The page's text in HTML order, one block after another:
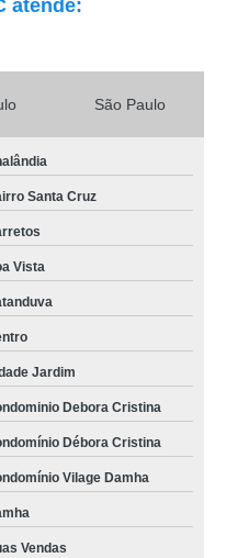
atende:
São Paulo
Santa Cruz
Vista
Jardim
Debora Cristina
Débora Cristina
Vilage Damha
Vendas